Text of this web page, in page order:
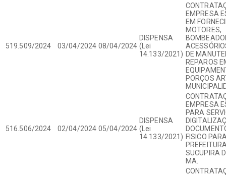
519.509/2024 03/04/2024 08/04/2024
DISPENSA
(Lei
14.133/2021)
EMPRESA
EM
MOTORES,
DE
REPAROS
PORÇOS
516.506/2024 02/04/2024 05/04/2024
DISPENSA
(Lei
14.133/2021)
EMPRESA
PARA
FISICO
SUCUPIRA
MA.